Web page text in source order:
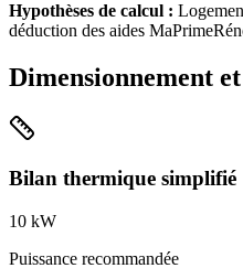
Hypothèses de calcul :
déduction des aides
Dimensionnement
Bilan thermique simplifié
10 kW
Puissance recommandée